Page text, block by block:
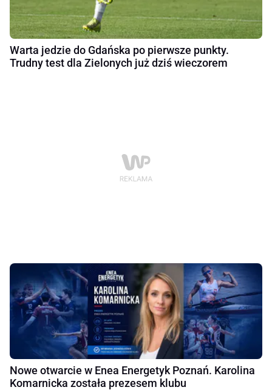
Warta jedzie do Gdańska po pierwsze punkty.
Trudny test dla Zielonych już dziś wieczorem
Nowe otwarcie w Enea Energetyk Poznań. Karolina
Komarnicka została prezesem klubu